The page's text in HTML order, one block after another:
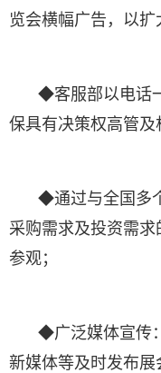
览会横幅广告，以扩
◆客服部以电话
保具有决策权高管及
◆通过与全国多
采购需求及投资需
参观；
◆广泛媒体宣传
新媒体等及时发布展